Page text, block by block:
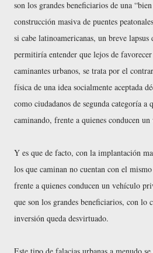
son los grandes beneficiarios de una
construcción masiva de puentes
si cabe latinoamericanas, un breve lapsus
permitiría entender que lejos de
caminantes urbanos, se trata por el
física de una idea socialmente aceptada
como ciudadanos de segunda categoría a
caminando, frente a quienes conducen
Y es que de facto, con la implantación
los que caminan no cuentan con el
frente a quienes conducen un vehículo
que son los grandes beneficiarios, con lo
inversión queda desvirtuado.